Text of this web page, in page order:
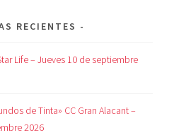
RECIENTES
Life – Jueves 10 de septiembre
de Tinta» CC Gran Alacant –
2026